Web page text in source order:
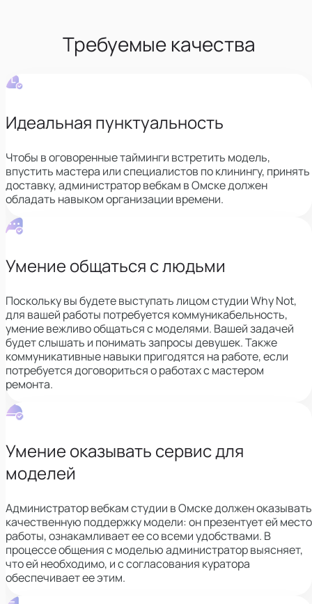
Требуемые качества
Идеальная пунктуальность
Чтобы в оговоренные тайминги встретить модель,
впустить мастера или специалистов по клинингу, принять
доставку,администратор вебкам в Омске должен
обладать навыком организации времени.
Умение общаться с людьми
Поскольку вы будете выступать лицом студии Why Not,
для вашей работы потребуется коммуникабельность,
умение вежливо общаться с моделями. Вашей задачей
будет слышать и понимать запросы девушек. Также
коммуникативные навыки пригодятся на работе, если
потребуется договориться о работах с мастером
ремонта.
Умение оказывать сервис для
моделей
Администратор вебкам студии в Омске должен оказывать
качественную поддержку модели: он презентует ей место
работы, ознакамливает ее со всеми удобствами. В
процессе общения с моделью администратор выясняет,
что ей необходимо, и с согласования куратора
обеспечивает ее этим.